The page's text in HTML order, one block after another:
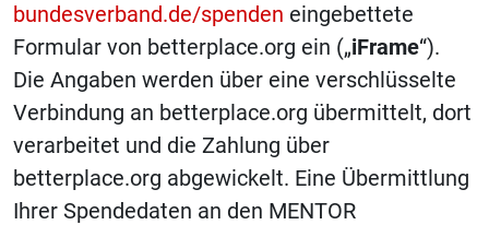
bundesverband.de/spenden eingebettete
Formular von betterplace.org ein („iFrame“).
Die Angaben werden über eine verschlüsselte
Verbindung an betterplace.org übermittelt, dort
verarbeitet und die Zahlung über
betterplace.org abgewickelt. Eine Übermittlung
Ihrer Spendedaten an den MENTOR